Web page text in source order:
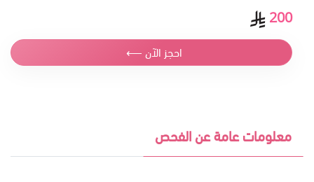
200
احجز الآن ⟵
معلومات عامة عن الفحص